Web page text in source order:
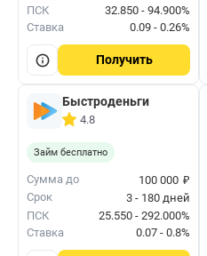
ПСК
32.850 - 94.900%
Ставка
0.09 - 0.26%
Получить
Быстроденьги
4.8
Займ бесплатно
Сумма до 100 000 ₽
Срок
3 - 180 дней
ПСК
25.550 - 292.000%
Ставка
0.07 - 0.8%